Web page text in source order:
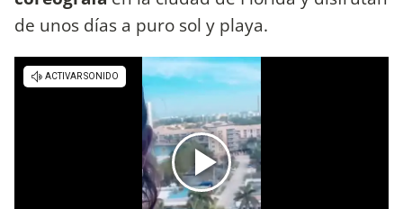
de unos días a puro sol y playa.